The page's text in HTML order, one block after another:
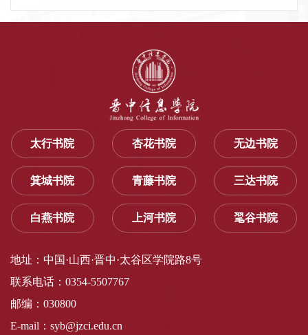
太行书院 杏花书院 无边书院
箕城书院 青藤书院 三达书院
白燕书院 上河书院 毣谷书院
地址：中国·山西·晋中·太谷区学院路8号
联系电话：0354-5507767
邮编：030800
E-mail：syb@jzci.edu.cn